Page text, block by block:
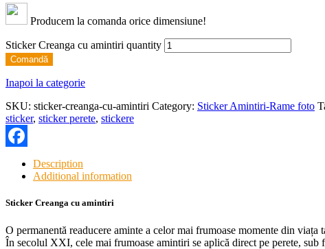
Producem la comanda orice dimensiune!
Sticker Creanga cu amintiri quantity
Comandă
Inapoi la categorie
SKU: sticker-creanga-cu-amintiri Category: Sticker Amintiri-Rame foto
sticker, sticker perete, stickere
Facebook
Description
Additional information
Sticker Creanga cu amintiri
O permanentă readucere aminte a celor mai frumoase momente din viața
În secolul XXI, cele mai frumoase amintiri se aplică direct pe perete, sub